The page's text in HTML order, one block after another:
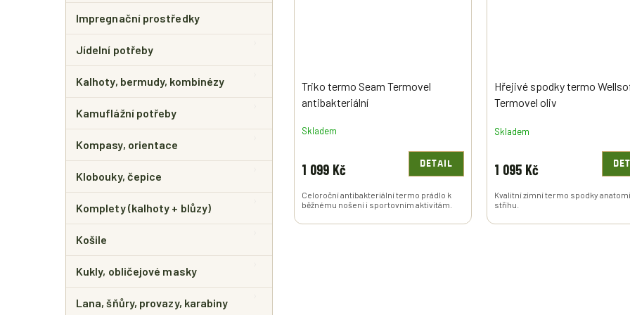
Impregnační prostředky
Jídelní potřeby
Kalhoty, bermudy, kombinézy
Kamuflážní potřeby
Kompasy, orientace
Klobouky, čepice
Komplety (kalhoty + blůzy)
Košile
Kukly, obličejové masky
Lana, šňůry, provazy, karabiny
Triko termo Seam Termovel
antibakteriální
Skladem
1 099 Kč DETAIL
Celoroční antibakteriální termo prádlo k
běžnému nošení i sportovním aktivitám.
Hřejivé spodky termo
Termovel oliv
Skladem
1 095 Kč
Kvalitní zimní termo spodky
střihu.